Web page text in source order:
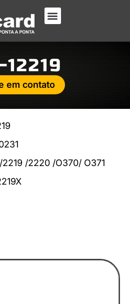
12219
em contato
/2220 /O370/ O371